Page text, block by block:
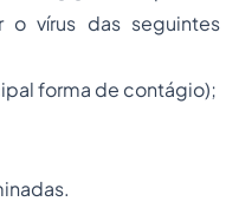
o vírus das seguintes
forma de contágio);